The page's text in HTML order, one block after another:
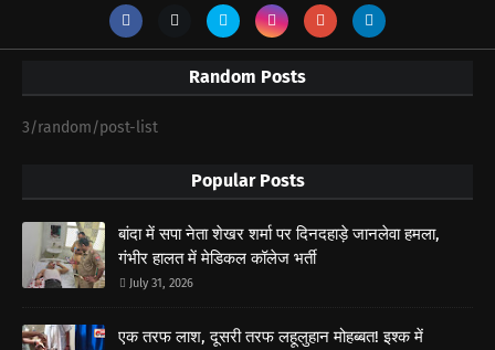
Random Posts
3/random/post-list
Popular Posts
बांदा में सपा नेता शेखर शर्मा पर दिनदहाड़े जानलेवा हमला,
गंभीर हालत में मेडिकल कॉलेज भर्ती
July 31, 2026
एक तरफ लाश, दूसरी तरफ लहूलुहान मोहब्बत! इश्क में